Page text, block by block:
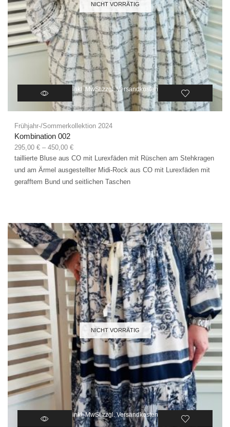
NICHT VORRÄTIG
inkl. MwSt.zzgl.Versandkosten
Frühjahr-/Sommerkollektion 2024
Kombination 002
295,00 € – 450,00 €
taillierte Bluse aus CO mit Lurexfäden mit Rüschen am Stehkragen
und am Ärmel ausgestellter Midi-Rock aus CO mit Lurexfäden mit
gerafftem Bund und seitlichen Taschen
NICHT VORRÄTIG
inkl. MwSt.zzgl.Versandkosten